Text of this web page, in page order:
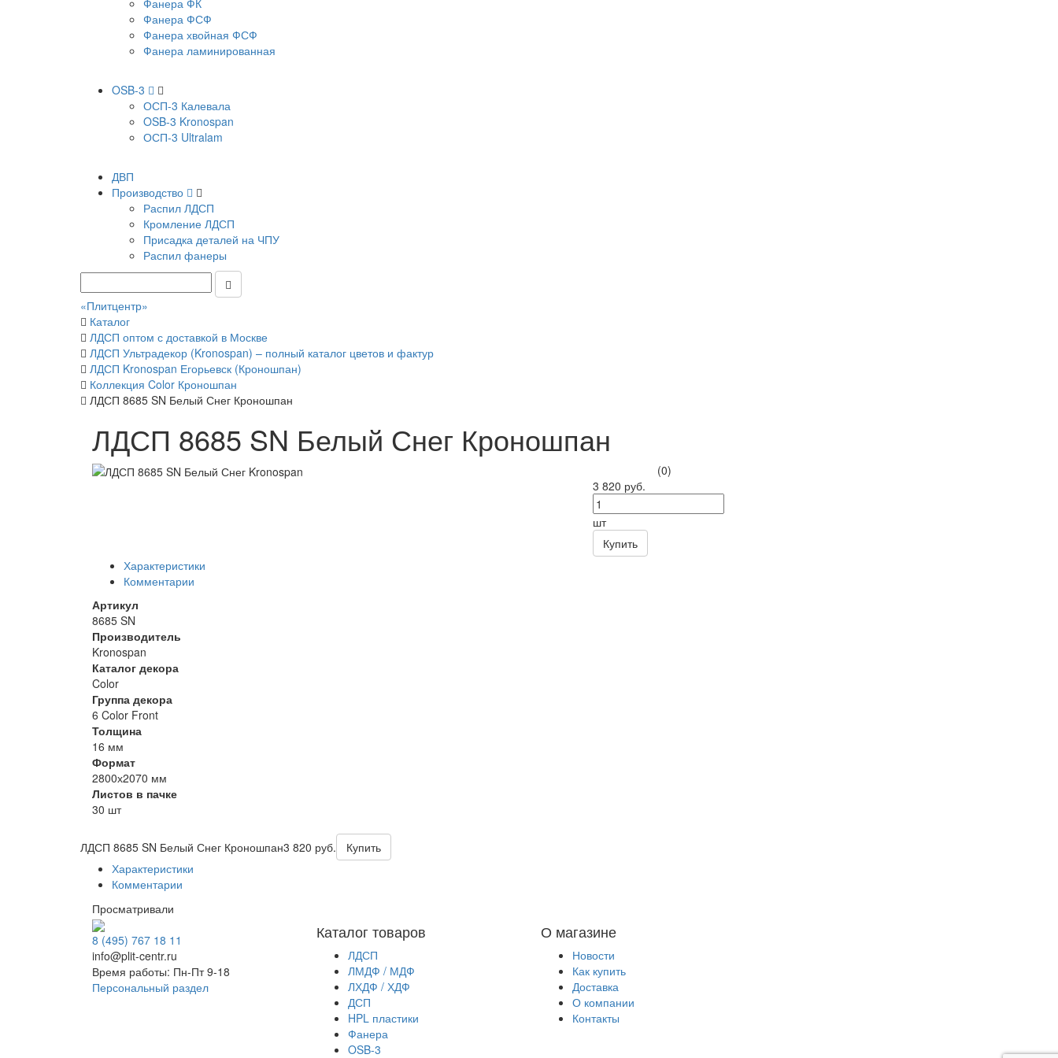
Фанера ФК
Фанера ФСФ
Фанера хвойная ФСФ
Фанера ламинированная
OSB-3
ОСП-3 Калевала
OSB-3 Kronospan
ОСП-3 Ultralam
ДВП
Производство
Распил ЛДСП
Кромление ЛДСП
Присадка деталей на ЧПУ
Распил фанеры
«Плитцентр»
Каталог
ЛДСП оптом с доставкой в Москве
ЛДСП Ультрадекор (Kronospan) – полный каталог цветов и фактур
ЛДСП Kronospan Егорьевск (Кроношпан)
Коллекция Color Кроношпан
ЛДСП 8685 SN Белый Снег Кроношпан
ЛДСП 8685 SN Белый Снег Кроношпан
(0)
3 820 руб.
шт
Купить
Характеристики
Комментарии
Артикул
8685 SN
Производитель
Kronospan
Каталог декора
Color
Группа декора
6 Color Front
Толщина
16 мм
Формат
2800х2070 мм
Листов в пачке
30 шт
ЛДСП 8685 SN Белый Снег Кроношпан3 820 руб.
Купить
Характеристики
Комментарии
Просматривали
О магазине
Новости
Как купить
Доставка
О компании
Контакты
Каталог товаров
ЛДСП
ЛМДФ / МДФ
ЛХДФ / ХДФ
ДСП
HPL пластики
Фанера
OSB-3
8 (495) 767 18 11
info@plit-centr.ru
Время работы: Пн-Пт 9-18
Персональный раздел